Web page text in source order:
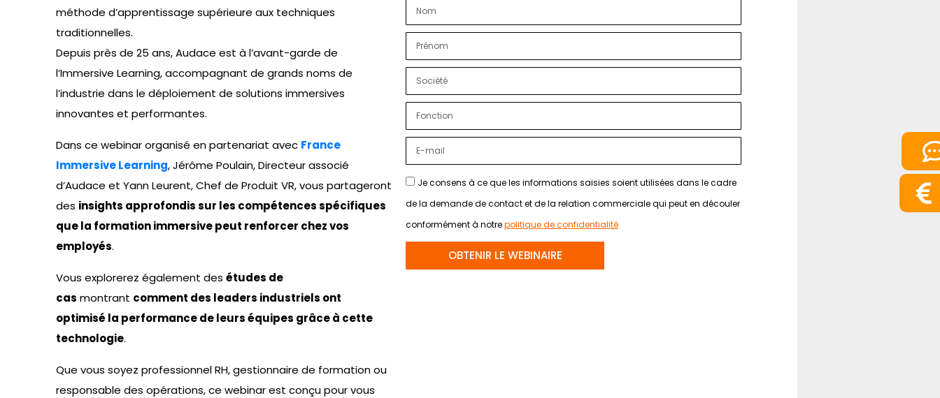
méthode d’apprentissage supérieure aux techniques
traditionnelles.
Depuis près de 25 ans, Audace est à l’avant-garde de
l’Immersive Learning, accompagnant de grands noms de
l’industrie dans le déploiement de solutions immersives
innovantes et performantes.
Dans ce webinar organisé en partenariat avec France
Immersive Learning, Jérôme Poulain, Directeur associé
d’Audace et Yann Leurent, Chef de Produit VR, vous partageront
des insights approfondis sur les compétences spécifiques
que la formation immersive peut renforcer chez vos
employés.
Vous explorerez également des études de
cas montrant comment des leaders industriels ont
optimisé la performance de leurs équipes grâce à cette
technologie.
Que vous soyez professionnel RH, gestionnaire de formation ou
responsable des opérations, ce webinar est conçu pour vous
Je consens à ce que les informations saisies soient utilisées dans le cadre
de la demande de contact et de la relation commerciale qui peut en découler
conformément à notrepolitique de confidentialité
OBTENIR LE WEBINAIRE